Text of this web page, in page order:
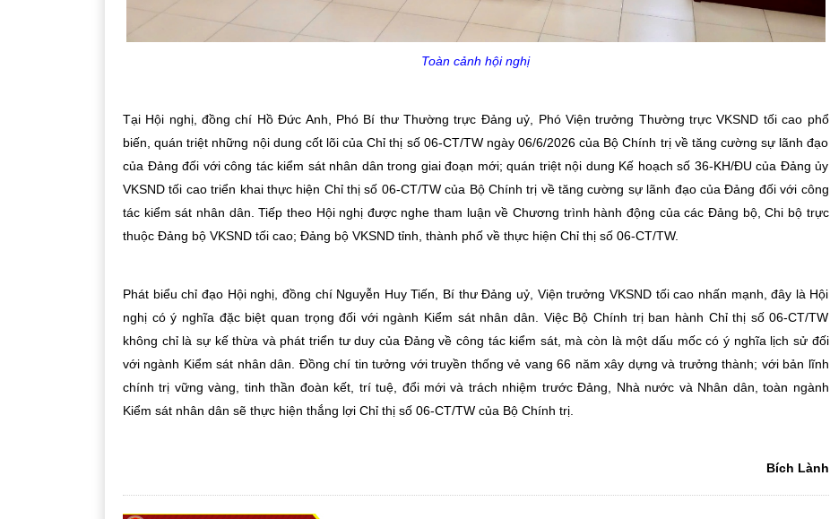
Toàn cảnh hội nghị
Tại Hội nghị, đồng chí Hồ Đức Anh, Phó Bí thư Thường trực Đảng uỷ, Phó Viện trưởng Thường trực VKSND tối cao phổ
biến, quán triệt những nội dung cốt lõi của Chỉ thị số 06-CT/TW ngày 06/6/2026 của Bộ Chính trị về tăng cường sự lãnh đạo
của Đảng đối với công tác kiểm sát nhân dân trong giai đoạn mới; quán triệt nội dung Kế hoạch số 36-KH/ĐU của Đảng ủy
VKSND tối cao triển khai thực hiện Chỉ thị số 06-CT/TW của Bộ Chính trị về tăng cường sự lãnh đạo của Đảng đối với công
tác kiểm sát nhân dân.Tiếp theo Hội nghị được nghe tham luận về Chương trình hành động của các Đảng bộ, Chi bộ trực
thuộc Đảng bộ VKSND tối cao; Đảng bộ VKSND tỉnh, thành phố về thực hiện Chỉ thị số 06-CT/TW.
Phát biểu chỉ đạo Hội nghị, đồng chí Nguyễn Huy Tiến, Bí thư Đảng uỷ, Viện trưởng VKSND tối cao nhấn mạnh, đây là Hội
nghị có ý nghĩa đặc biệt quan trọng đối với ngành Kiểm sát nhân dân. Việc Bộ Chính trị ban hành Chỉ thị số 06-CT/TW
không chỉ là sự kế thừa và phát triển tư duy của Đảng về công tác kiểm sát, mà còn là một dấu mốc có ý nghĩa lịch sử đối
với ngành Kiểm sát nhân dân. Đồng chí tin tưởng với truyền thống vẻ vang 66 năm xây dựng và trưởng thành; với bản lĩnh
chính trị vững vàng, tinh thần đoàn kết, trí tuệ, đổi mới và trách nhiệm trước Đảng, Nhà nước và Nhân dân, toàn ngành
Kiểm sát nhân dân sẽ thực hiện thắng lợi Chỉ thị số 06-CT/TW của Bộ Chính trị.
Bích Lành